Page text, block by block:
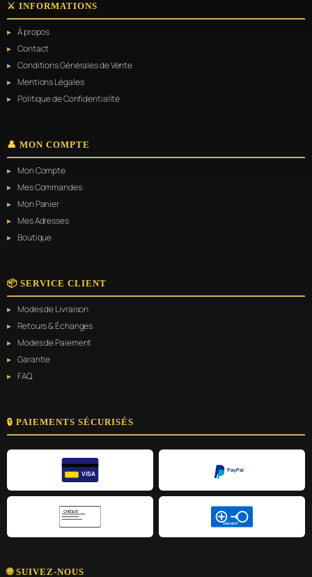
⚔️ INFORMATIONS
À propos
Contact
Conditions Générales de Vente
Mentions Légales
Politique de Confidentialité
👤 MON COMPTE
Mon Compte
Mes Commandes
Mon Panier
Mes Adresses
Boutique
📦 SERVICE CLIENT
Modes de Livraison
Retours & Échanges
Modes de Paiement
Garantie
FAQ
🔒 PAIEMENTS SÉCURISÉS
VISA
PayPal
CHÈQUE
VIREMENT
🌐 SUIVEZ-NOUS